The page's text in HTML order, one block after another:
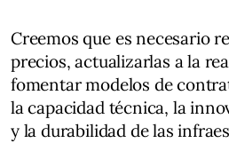
Creemos que es necesario
precios, actualizarlas a la
fomentar modelos de
la capacidad técnica, la
y la durabilidad de las